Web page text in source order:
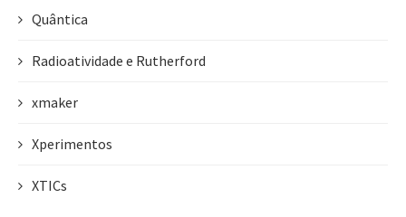
Quântica
Radioatividade e Rutherford
xmaker
Xperimentos
XTICs